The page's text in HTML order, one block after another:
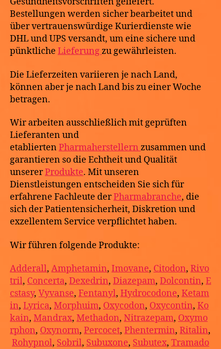
Bestellungen werden sicher bearbeitet und
über vertrauenswürdige Kurierdienste wie
DHL und UPS versandt, um eine sichere und
pünktliche Lieferungzu gewährleisten.
Die Lieferzeiten variieren je nach Land,
können aber je nach Land bis zu einer Woche
betragen.
Wir arbeiten ausschließlich mit geprüften
Lieferanten und
etabliertenPharmaherstellern zusammen und
garantieren so die Echtheit und Qualität
unsererProdukte. Mit unseren
Dienstleistungen entscheiden Sie sich für
erfahrene Fachleute derPharmabranche, die
sich der Patientensicherheit, Diskretion und
exzellentem Service verpflichtet haben.
Wir führen folgende Produkte:
Adderall, Amphetamin, Imovane, Citodon, Rivo
tril, Concerta, Dexedrin, Diazepam, Dolcontin, E
cstasy, Vyvanse, Fentanyl, Hydrocodone, Ketam
in, Lyrica, Morphuim, Oxycodon, Oxycontin, Ko
kain, Mandrax, Methadon, Nitrazepam, Oxymo
rphon, Oxynorm, Percocet, Phentermin, Ritalin,
Rohypnol, Sobril, Subuxone, Subutex, Tramado